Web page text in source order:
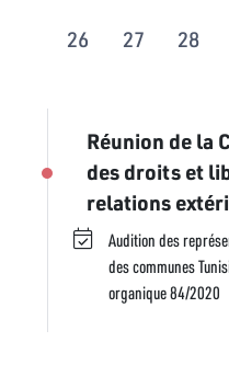
26 27 28
Réunion de la
des droits et
relations
Audition des
des communes
organique 84/2020